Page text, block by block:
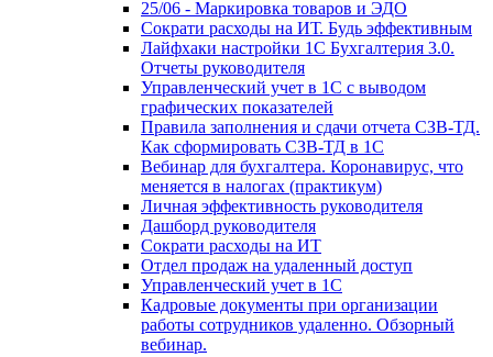
25/06 - Маркировка товаров и ЭДО
Сократи расходы на ИТ. Будь эффективным
Лайфхаки настройки 1С Бухгалтерия 3.0.
Отчеты руководителя
Управленческий учет в 1С с выводом
графических показателей
Правила заполнения и сдачи отчета СЗВ-ТД.
Как сформировать СЗВ-ТД в 1С
Вебинар для бухгалтера. Коронавирус, что
меняется в налогах (практикум)
Личная эффективность руководителя
Дашборд руководителя
Сократи расходы на ИТ
Отдел продаж на удаленный доступ
Управленческий учет в 1С
Кадровые документы при организации
работы сотрудников удаленно. Обзорный
вебинар.